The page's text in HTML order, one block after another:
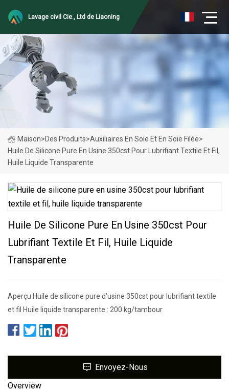
Lavage civil Cie., Ltd de Liaoning
Maison>Des Produits>Auxiliaires En Soie Et En Soie Filée>
Huile De Silicone Pure En Usine 350cst Pour Lubrifiant Textile Et Fil,
Huile Liquide Transparente
Huile De Silicone Pure En Usine 350cst Pour
Lubrifiant Textile Et Fil, Huile Liquide
Transparente
Aperçu Huile de silicone pure d'usine 350cst pour lubrifiant textile
et fil Huile liquide transparente : 200 kg/tambour
Envoyez-Nous
Overview